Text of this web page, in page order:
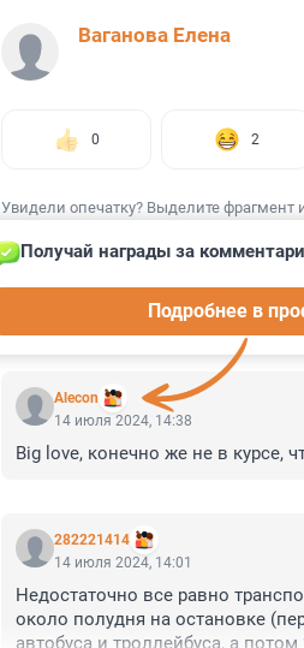
Ваганова Елена
0 2
Увидели опечатку? Выделите фрагмент
КОММЕНТАРИИ 31
Alecon
Получай награды за
Подробнее в
14 июля 2024, 14:38
Big love, конечно же не в курсе,
282221414
14 июля 2024, 14:01
Недостаточно все равно
около полудня на остановке
автобуса и троллейбуса, а